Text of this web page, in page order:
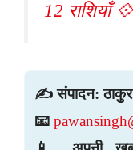
12 राशियाँ 💠
✍️ संपादन: ठाकुर
📧